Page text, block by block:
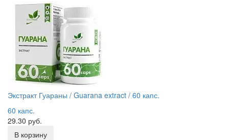
Экстракт Гуараны / Guarana extract / 60 капс.
60 капс.
29.30 руб.
В корзину